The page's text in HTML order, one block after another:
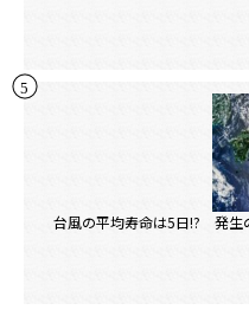
台風の平均寿命は5日!? 発生